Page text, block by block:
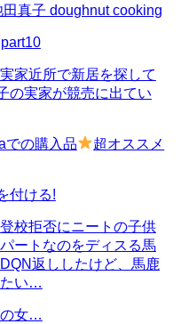
真子 doughnut cooking
家近所で新居を探して
の実家が競売に出てい
での購入品
超オススメ
付ける!
校拒否にニートの子供
ートなのをディスる馬
返ししたけど、馬鹿
たい…
の女…